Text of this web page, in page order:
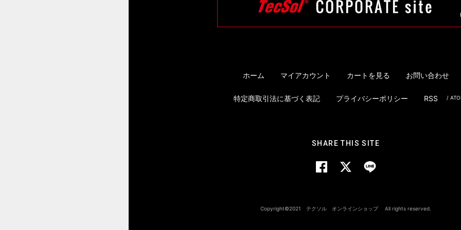
ホーム マイアカウント カートを見る お問い合わせ
特定商取引法に基づく表記 プライバシーポリシー RSS /
SHARE THIS SITE
Copyright©2021 テクソル オンラインショップ All rights reserved.